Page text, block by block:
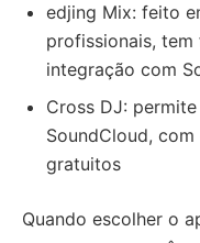
edjing Mix: feito
profissionais, tem
integração com
Cross DJ:
SoundCloud,
gratuitos
Quando escolher o